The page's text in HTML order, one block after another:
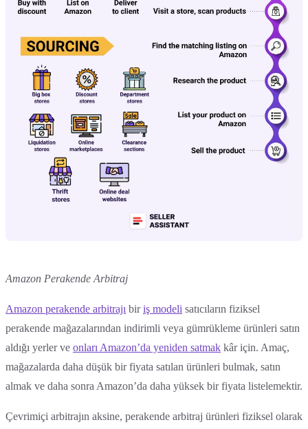
Amazon Perakende Arbitraj
Amazon perakende arbitrajı biriş modeli satıcıların fiziksel
perakende mağazalarından indirimli veya gümrükleme ürünleri satın
aldığı yerler ve onları Amazon’da yeniden satmak kâr için. Amaç,
mağazalarda daha düşük bir fiyata satılan ürünleri bulmak, satın
almak ve daha sonra Amazon’da daha yüksek bir fiyata listelemektir.
Çevrimiçi arbitrajın aksine, perakende arbitraj ürünleri fiziksel olarak